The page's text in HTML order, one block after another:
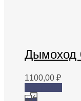
Дымоход
1100,00 ₽